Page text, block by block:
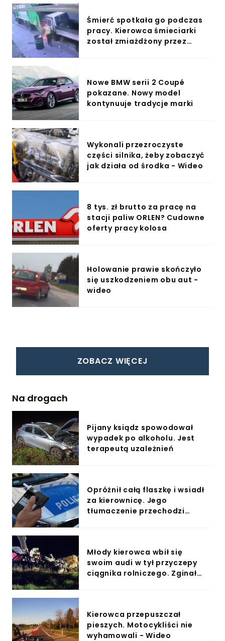
Śmierć spotkała go podczas
pracy. Kierowca śmieciarki
został zmiażdżony przez
Nowe BMW serii 2 Coupé
pokazane. Nowy model
kontynuuje tradycje marki
Wykonali przezroczyste
części silnika, żeby zobaczyć
jak działa od środka - Wideo
8 tys. zł brutto za pracę na
stacji paliw ORLEN? Cudowne
oferty pracy kolosa
Holowanie prawie skończyło
się uszkodzeniem obu aut -
wideo
ZOBACZ WIĘCEJ
Na drogach
Pijany ksiądz spowodował
wypadek po alkoholu. Jest
terapeutą uzależnień
Opróżnił całą flaszkę i wsiadł
za kierownicę. Jego
tłumaczenie przechodzi
Młody kierowca wbił się
swoim audi w tył przyczepy
ciągnika rolniczego. Zginał
Kierowca przepuszczał
pieszych. Motocykliści nie
wyhamowali - Wideo